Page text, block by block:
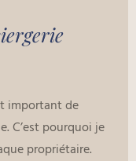
important de
C’est pourquoi je
propriétaire.